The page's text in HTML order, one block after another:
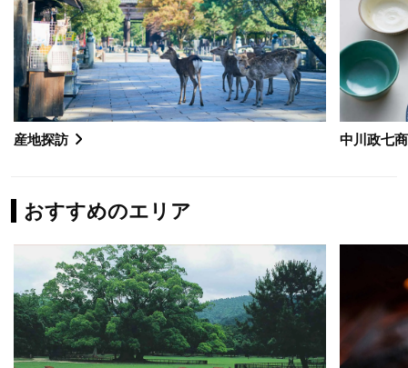
産地探訪 中川政七
おすすめのエリア